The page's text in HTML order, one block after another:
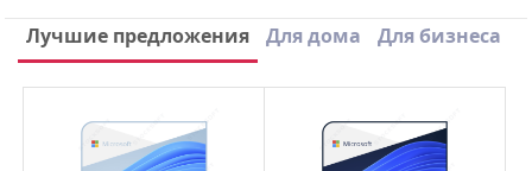
Написать отзыв
×
Лучшие предложения Для дома Для бизнеса